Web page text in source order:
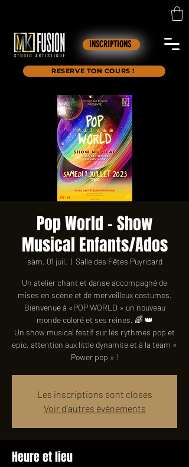
INSCRIPTIONS
RESERVE TON COURS !
Pop World - Show
Musical Enfants/Ados
sam. 01 juil.
  |
Salle des Fêtes Puyricard
Un atelier chant et danse accompagné de
mises en scène et de merveilleux costumes.
Bienvenue à «POP WORLD » un nouveau
monde coloré et ses reines. 🌈 👑
Un show musical festif sur les rythmes pop et
epic, attention aux little dynamite et à la team «
Power pop » !
Les inscriptions sont closes
Voir d'autres événements
Heure et lieu